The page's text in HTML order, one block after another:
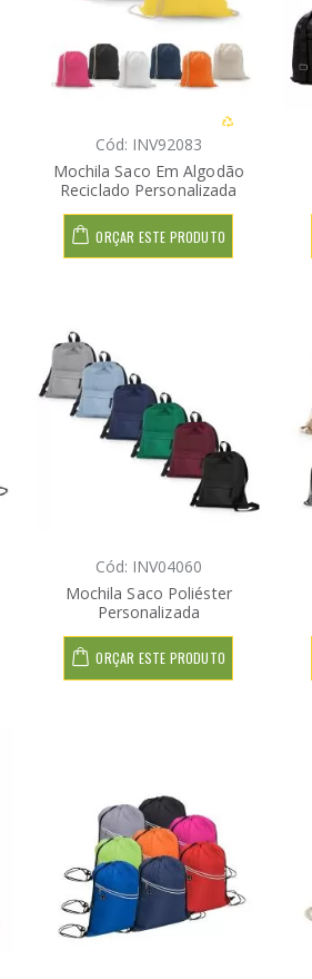
Cód: INV92083
Mochila Saco Em Algodão
Reciclado Personalizada
ORÇAR ESTE PRODUTO
Cód: INV04060
Mochila Saco Poliéster
Personalizada
ORÇAR ESTE PRODUTO